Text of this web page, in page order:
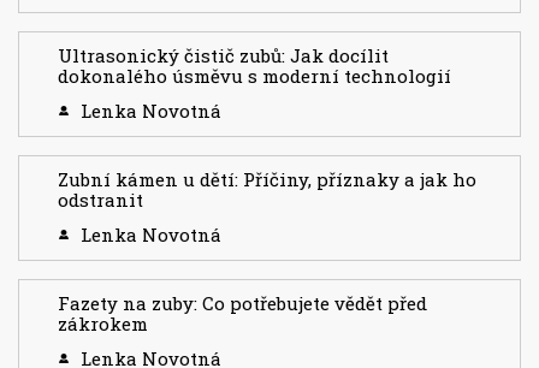
Ultrasonický čistič zubů: Jak docílit
dokonalého úsměvu s moderní technologií
Lenka Novotná
Zubní kámen u dětí: Příčiny, příznaky a jak ho
odstranit
Lenka Novotná
Fazety na zuby: Co potřebujete vědět před
zákrokem
Lenka Novotná